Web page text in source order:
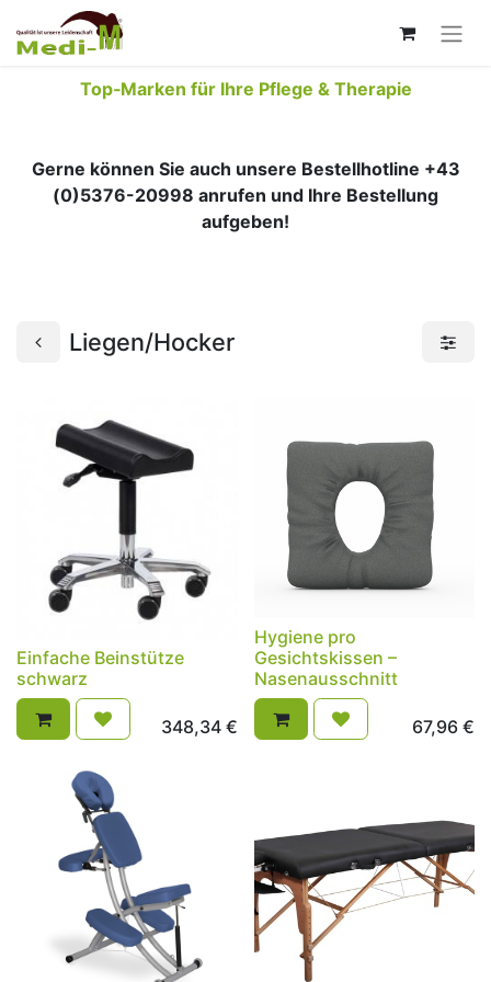
Top‑Marken für Ihre Pflege & Therapie
Gerne können Sie auch unsere Bestellhotline +43
(0)5376-20998 anrufen und Ihre Bestellung
aufgeben!
Liegen/Hocker
Einfache Beinstütze
schwarz
348,34€
Hygiene pro
Gesichtskissen –
Nasenausschnitt
67,96 €